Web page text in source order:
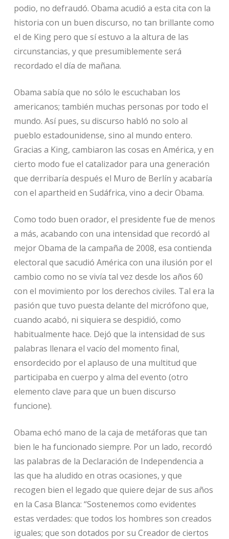
podio, no defraudó. Obama acudió a esta cita con la
historia con un buen discurso, no tan brillante como
el de King pero que sí estuvo a la altura de las
circunstancias, y que presumiblemente será
recordado el día de mañana.
Obama sabía que no sólo le escuchaban los
americanos; también muchas personas por todo el
mundo. Así pues, su discurso habló no solo al
pueblo estadounidense, sino al mundo entero.
Gracias a King, cambiaron las cosas en América, y en
cierto modo fue el catalizador para una generación
que derribaría después el Muro de Berlín y acabaría
con el apartheid en Sudáfrica, vino a decir Obama.
Como todo buen orador, el presidente fue de menos
a más, acabando con una intensidad que recordó al
mejor Obama de la campaña de 2008, esa contienda
electoral que sacudió América con una ilusión por el
cambio como no se vivía tal vez desde los años 60
con el movimiento por los derechos civiles. Tal era la
pasión que tuvo puesta delante del micrófono que,
cuando acabó, ni siquiera se despidió, como
habitualmente hace. Dejó que la intensidad de sus
palabras llenara el vacío del momento final,
ensordecido por el aplauso de una multitud que
participaba en cuerpo y alma del evento (otro
elemento clave para que un buen discurso
funcione).
Obama echó mano de la caja de metáforas que tan
bien le ha funcionado siempre. Por un lado, recordó
las palabras de la Declaración de Independencia a
las que ha aludido en otras ocasiones, y que
recogen bien el legado que quiere dejar de sus años
en la Casa Blanca: “Sostenemos como evidentes
estas verdades: que todos los hombres son creados
iguales; que son dotados por su Creador de ciertos